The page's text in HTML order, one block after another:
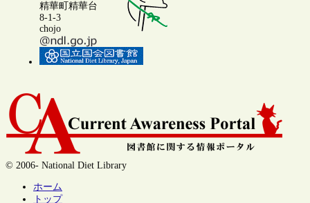
精華町精華台
8-1-3
chojo
© 2006- National Diet Library
ホーム
トップ